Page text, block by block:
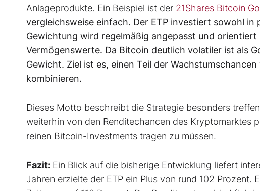
Anlageprodukte. Ein Beispiel ist der 21Shares Bitcoin
vergleichsweise einfach. Der ETP investiert sowohl
Gewichtung wird regelmäßig angepasst und
Vermögenswerte. Da Bitcoin deutlich volatiler ist als
Gewicht. Ziel ist es, einen Teil der
kombinieren.
Dieses Motto beschreibt die Strategie besonders
weiterhin von den Renditechancen des Kryptomarktes
reinen Bitcoin-Investments tragen zu müssen.
Fazit: Ein Blick auf die bisherige Entwicklung liefert
Jahren erzielte der ETP ein Plus von rund 102 Prozent.